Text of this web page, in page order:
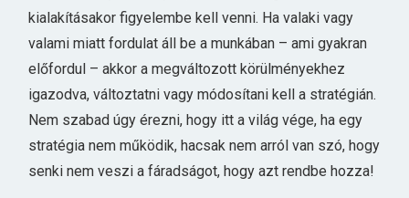
kialakításakor figyelembe kell venni. Ha valaki vagy
valami miatt fordulat áll be a munkában – ami gyakran
előfordul – akkor a megváltozott körülményekhez
igazodva, változtatni vagy módosítani kell a stratégián.
Nem szabad úgy érezni, hogy itt a világ vége, ha egy
stratégia nem működik, hacsak nem arról van szó, hogy
senki nem veszi a fáradságot, hogy azt rendbe hozza!